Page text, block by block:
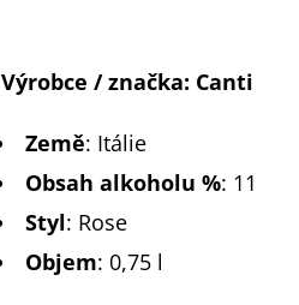
Výrobce / značka: Canti
Země: Itálie
Obsah alkoholu %: 11
Styl: Rose
Objem: 0,75 l